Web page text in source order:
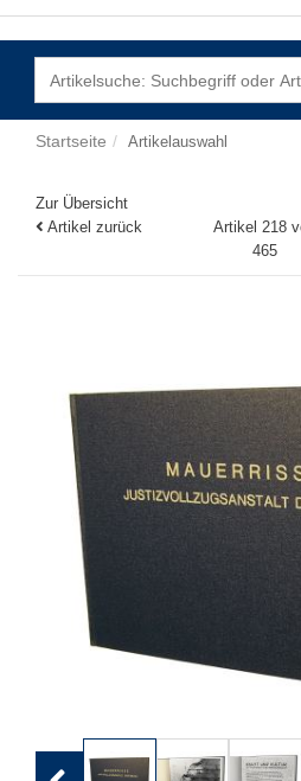
Startseite Artikelauswahl
Zur Übersicht
Artikel zurück
Artikel 218
465